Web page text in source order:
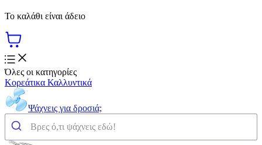
Το καλάθι είναι άδειο
Όλες οι κατηγορίες
Κορεάτικα Καλλυντικά
Ψάχνεις για δροσιά;